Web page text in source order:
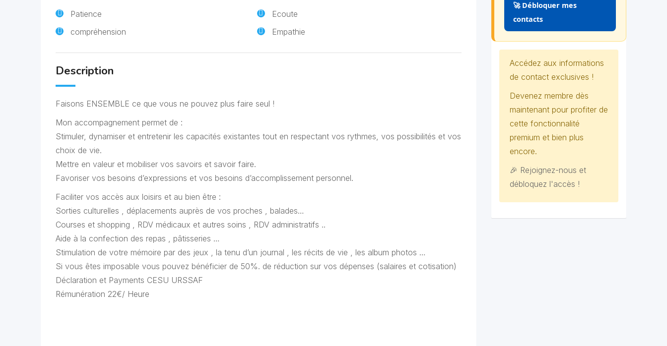
Patience
Ecoute
compréhension
Empathie
Description
Faisons ENSEMBLE ce que vous ne pouvez plus faire seul !
Mon accompagnement permet de :
Stimuler, dynamiser et entretenir les capacités existantes tout en respectant vos rythmes, vos possibilités et vos
choix de vie.
Mettre en valeur et mobiliser vos savoirs et savoir faire.
Favoriser vos besoins d’expressions et vos besoins d’accomplissement personnel.
Faciliter vos accès aux loisirs et au bien être :
Sorties culturelles , déplacements auprès de vos proches , balades…
Courses et shopping , RDV médicaux et autres soins , RDV administratifs ..
Aide à la confection des repas , pâtisseries …
Stimulation de votre mémoire par des jeux , la tenu d’un journal , les récits de vie , les album photos …
Si vous êtes imposable vous pouvez bénéficier de 50%. de réduction sur vos dépenses (salaires et cotisation)
Déclaration et Payments CESU URSSAF
Rémunération 22€/ Heure
🚀 Débloquer mes
contacts
Accédez aux informations
de contact exclusives !
Devenez membre dès
maintenant pour profiter de
cette fonctionnalité
premium et bien plus
encore.
🎉 Rejoignez-nous et
débloquez l'accès !